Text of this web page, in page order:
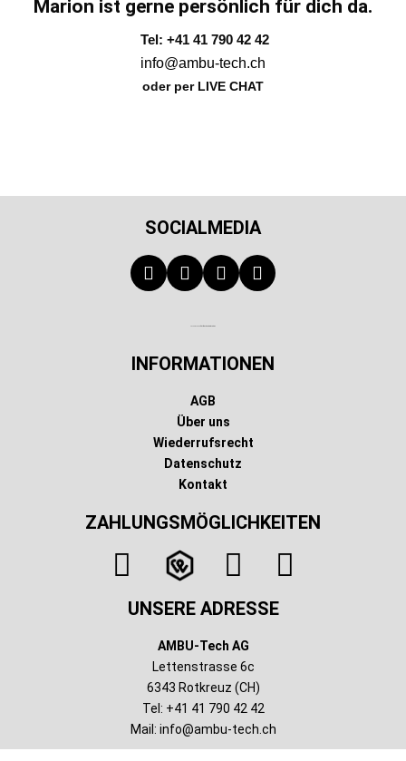
Marion ist gerne persönlich für dich da.
Tel: +41 41 790 42 42
info@ambu-tech.ch
oder per LIVE CHAT
SOCIALMEDIA
INFORMATIONEN
AGB
Über uns
Wiederrufsrecht
Datenschutz
Kontakt
ZAHLUNGSMÖGLICHKEITEN
UNSERE ADRESSE
AMBU-Tech AG
Lettenstrasse 6c
6343 Rotkreuz (CH)
Tel: +41 41 790 42 42
Mail: info@ambu-tech.ch